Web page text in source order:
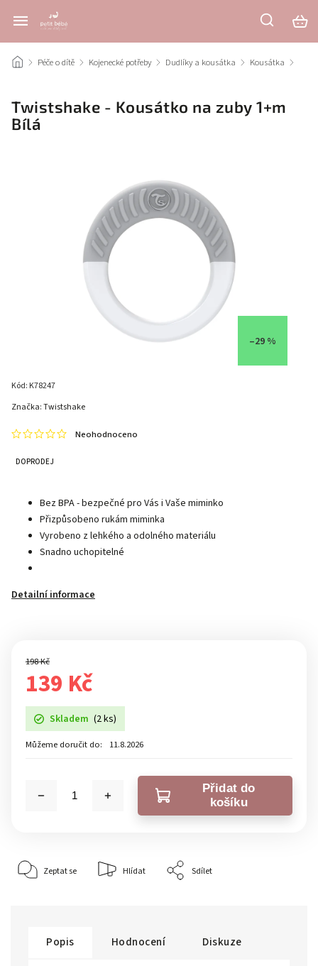
/ Péče o dítě / Kojenecké potřeby / Dudlíky a kousátka / Kousátka /
Twistshake - Kousátko na zuby 1+m
Bílá
–29 %
Kód: K78247
DOPRODEJ
Neohodnoceno
Bez BPA - bezpečné pro Vás i Vaše miminko
Přizpůsobeno rukám miminka
Vyrobeno z lehkého a odolného materiálu
Snadno uchopitelné
Detailní informace
Značka:Twistshake
198 Kč
139 Kč
Skladem (2 ks)
Můžeme doručit do: 11.8.2026
Přidat do
košíku
Zeptat se Hlídat Sdílet
Popis Hodnocení Diskuze